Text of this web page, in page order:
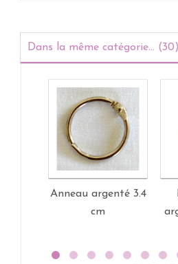
Dans la même catégorie... (30)
Anneau argenté 3.4
cm